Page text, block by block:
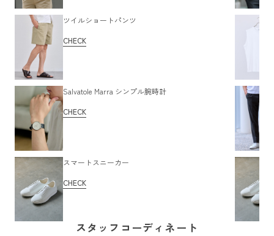
ツイルショートパンツ
CHECK
Salvatole Marra シンプル腕時計
CHECK
スマートスニーカー
CHECK
スタッフコーディネート